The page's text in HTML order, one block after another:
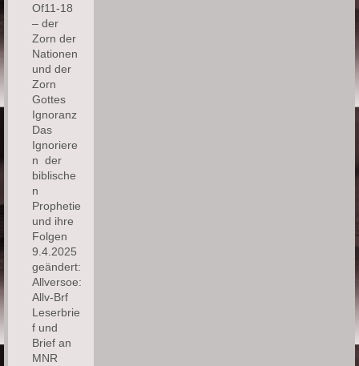
Of11-18
– der
Zorn der
Nationen
und der
Zorn
Gottes
Ignoranz
Das
Ignoriere
n der
biblische
n
Prophetie
und ihre
Folgen
9.4.2025
geändert:
Allversoe:
Allv-Brf
Leserbrie
f und
Brief an
MNR